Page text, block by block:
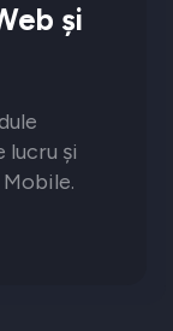
și
lucru și